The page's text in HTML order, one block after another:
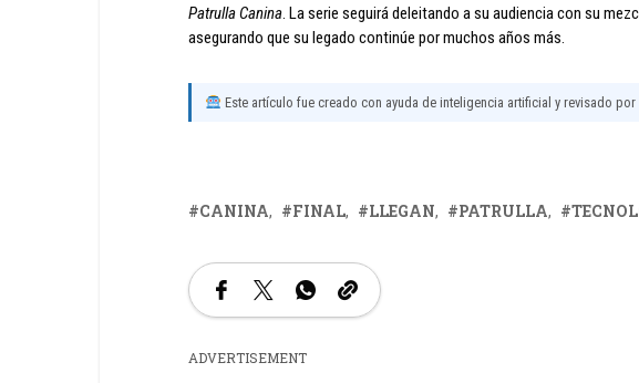
Patrulla Canina. La serie seguirá deleitando a su audiencia con su
asegurando que su legado continúe por muchos años más.
Este artículo fue creado con ayuda de inteligencia artificial y revisado
CANINA FINAL LLEGAN PATRULLA
ADVERTISEMENT